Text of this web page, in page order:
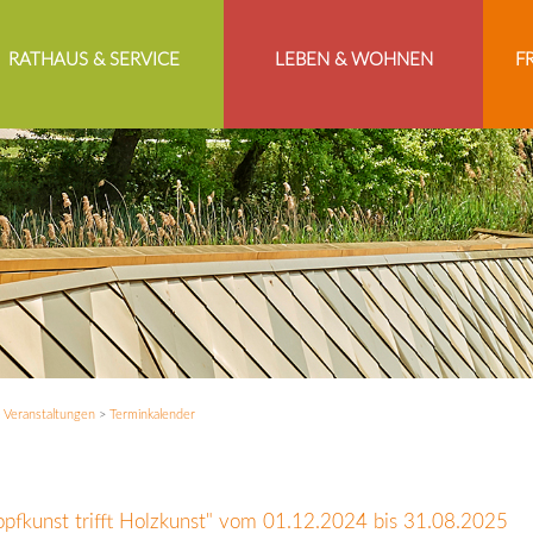
RATHAUS & SERVICE LEBEN & WOHNEN
Veranstaltungen> Terminkalender
trifft Holzkunst" vom 01.12.2024 bis 31.08.2025